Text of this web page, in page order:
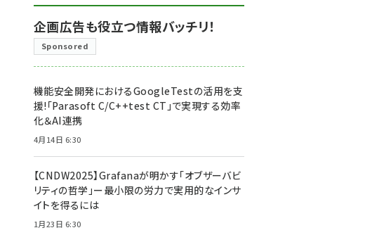
企画広告も役立つ情報バッチリ！
Sponsored
機能安全開発におけるGoogleTestの活用を支
援!「Parasoft C/C++test CT」で実現する効率
化＆AI連携
4月14日 6:30
【CNDW2025】Grafanaが明かす「オブザーバビ
リティの哲学」ー最小限の労力で実用的なインサ
イトを得るには
1月23日 6:30